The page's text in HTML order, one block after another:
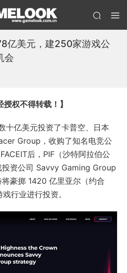
亿美元，建250家游戏公
会
权不得转载！】
十亿美元投资了卡普空、日本
Group，收购了知名电竞公
后，PIF（沙特阿拉伯公
资公司 Savvy Gaming Group
豪掷 1420 亿里亚尔（约合
行业进行投资。